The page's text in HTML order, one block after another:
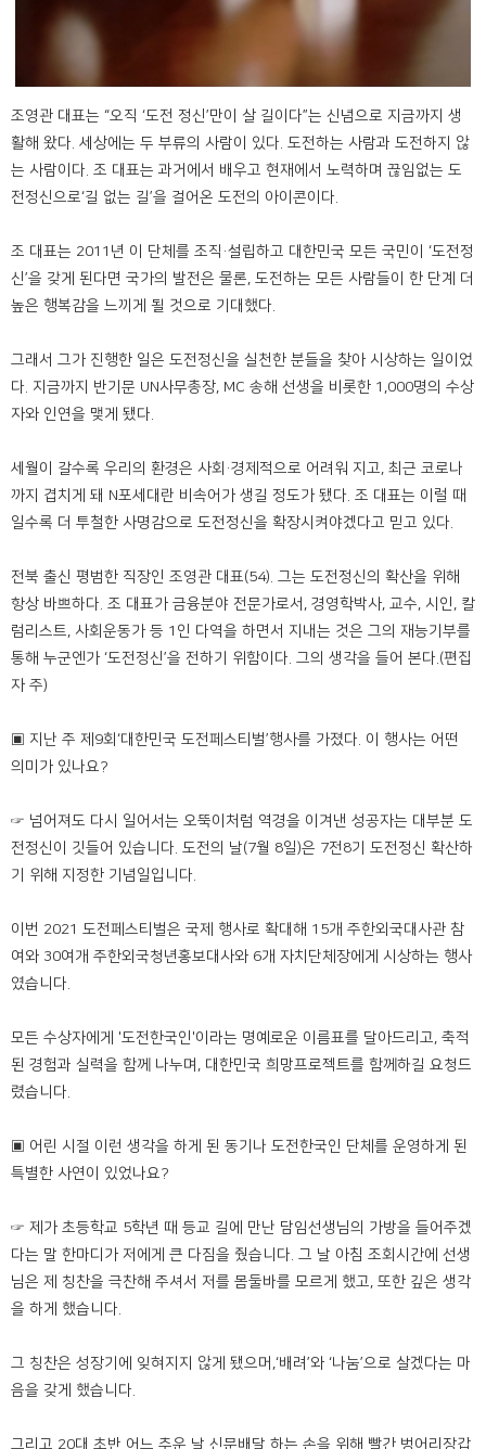
조영관 대표는 “오직 ‘도전 정신’만이 살 길이다”는 신념으로 지금까지 생
활해 왔다. 세상에는 두 부류의 사람이 있다. 도전하는 사람과 도전하지 않
는 사람이다. 조 대표는 과거에서 배우고 현재에서 노력하며 끊임없는 도
전정신으로‘길 없는 길’을 걸어온 도전의 아이콘이다.
조 대표는 2011년 이 단체를 조직·설립하고 대한민국 모든 국민이 ‘도전정
신’을 갖게 된다면 국가의 발전은 물론, 도전하는 모든 사람들이 한 단계 더
높은 행복감을 느끼게 될 것으로 기대했다.
그래서 그가 진행한 일은 도전정신을 실천한 분들을 찾아 시상하는 일이었
다. 지금까지 반기문 UN사무총장, MC 송해 선생을 비롯한 1,000명의 수상
자와 인연을 맺게 됐다.
세월이 갈수록 우리의 환경은 사회·경제적으로 어려워 지고, 최근 코로나
까지 겹치게 돼 N포세대란 비속어가 생길 정도가 됐다. 조 대표는 이럴 때
일수록 더 투철한 사명감으로 도전정신을 확장시켜야겠다고 믿고 있다.
전북 출신 평범한 직장인 조영관 대표(54). 그는 도전정신의 확산을 위해
항상 바쁘하다. 조 대표가 금융분야 전문가로서, 경영학박사, 교수, 시인, 칼
럼리스트, 사회운동가 등 1인 다역을 하면서 지내는 것은 그의 재능기부를
통해 누군엔가 ‘도전정신’을 전하기 위함이다. 그의 생각을 들어 본다.(편집
자 주)
▣ 지난 주 제9회‘대한민국 도전페스티벌’행사를 가졌다. 이 행사는 어떤
의미가 있나요?
☞ 넘어져도 다시 일어서는 오뚝이처럼 역경을 이겨낸 성공자는 대부분 도
전정신이 깃들어 있습니다. 도전의 날(7월 8일)은 7전8기 도전정신 확산하
기 위해 지정한 기념일입니다.
이번 2021 도전페스티벌은 국제 행사로 확대해 15개 주한외국대사관 참
여와 30여개 주한외국청년홍보대사와 6개 자치단체장에게 시상하는 행사
였습니다.
모든 수상자에게 '도전한국인'이라는 명예로운 이름표를 달아드리고, 축적
된 경험과 실력을 함께 나누며, 대한민국 희망프로젝트를 함께하길 요청드
렸습니다.
▣ 어린 시절 이런 생각을 하게 된 동기나 도전한국인 단체를 운영하게 된
특별한 사연이 있었나요?
☞ 제가 초등학교 5학년 때 등교 길에 만난 담임선생님의 가방을 들어주겠
다는 말 한마디가 저에게 큰 다짐을 줬습니다. 그 날 아침 조회시간에 선생
님은 제 칭찬을 극찬해 주셔서 저를 몸둘바를 모르게 했고, 또한 깊은 생각
을 하게 했습니다.
그 칭찬은 성장기에 잊혀지지 않게 됐으머,‘배려’와 ‘나눔’으로 살겠다는 마
음을 갖게 했습니다.
그리고 20대 초반 어느 추운 날 신문배달 하는 손을 위해 빨간 벙어리장갑